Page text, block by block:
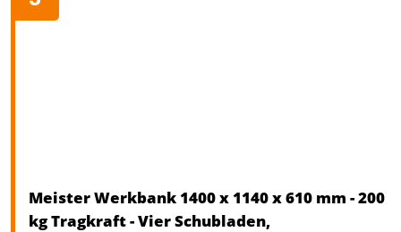
Meister Werkbank 1400 x 1140 x 610 mm - 200
kg Tragkraft - Vier Schubladen,